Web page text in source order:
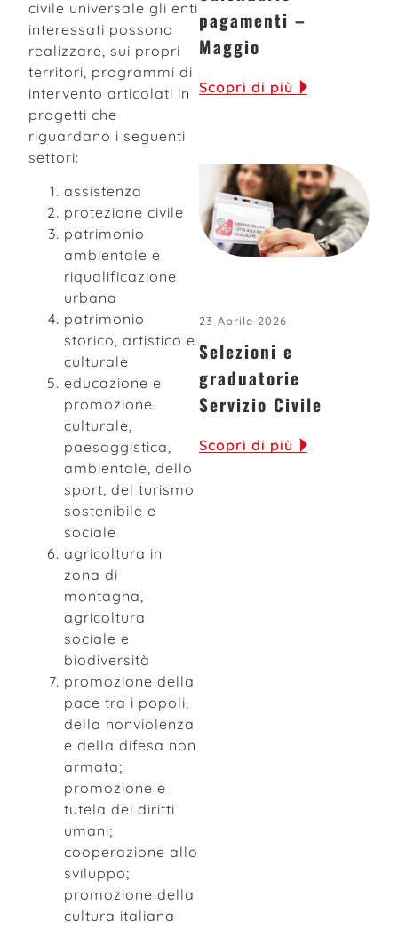
civile universale gli enti
interessati possono
realizzare, sui propri
territori, programmi di
intervento articolati in
progetti che
riguardano i seguenti
settori:
assistenza
protezione civile
patrimonio
ambientale e
riqualificazione
urbana
patrimonio
storico, artistico e
culturale
educazione e
promozione
culturale,
paesaggistica,
ambientale, dello
sport, del turismo
sostenibile e
sociale
agricoltura in
zona di
montagna,
agricoltura
sociale e
biodiversità
promozione della
pace tra i popoli,
della nonviolenza
e della difesa non
armata;
promozione e
tutela dei diritti
umani;
cooperazione allo
sviluppo;
promozione della
cultura italiana
pagamenti –
Maggio
Scopri di più
23 Aprile 2026
Selezioni e
graduatorie
Servizio Civile
Scopri di più